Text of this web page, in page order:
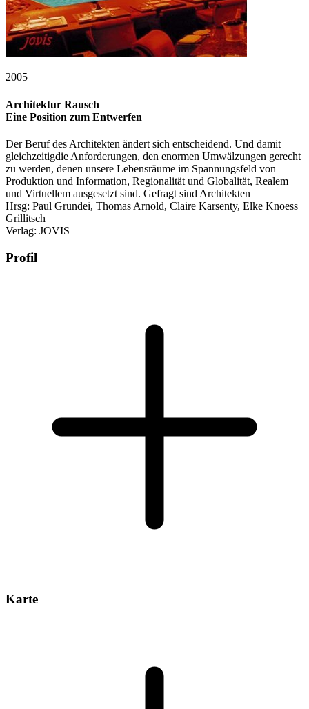
2005
Architektur Rausch
Eine Position zum Entwerfen
Der Beruf des Architekten ändert sich entscheidend. Und damit
gleichzeitigdie Anforderungen, den enormen Umwälzungen gerecht
zu werden, denen unsere Lebensräume im Spannungsfeld von
Produktion und Information, Regionalität und Globalität, Realem
und Virtuellem ausgesetzt sind. Gefragt sind Architekten
Hrsg: Paul Grundei, Thomas Arnold, Claire Karsenty, Elke Knoess
Grillitsch
Verlag: JOVIS
Profil
Karte